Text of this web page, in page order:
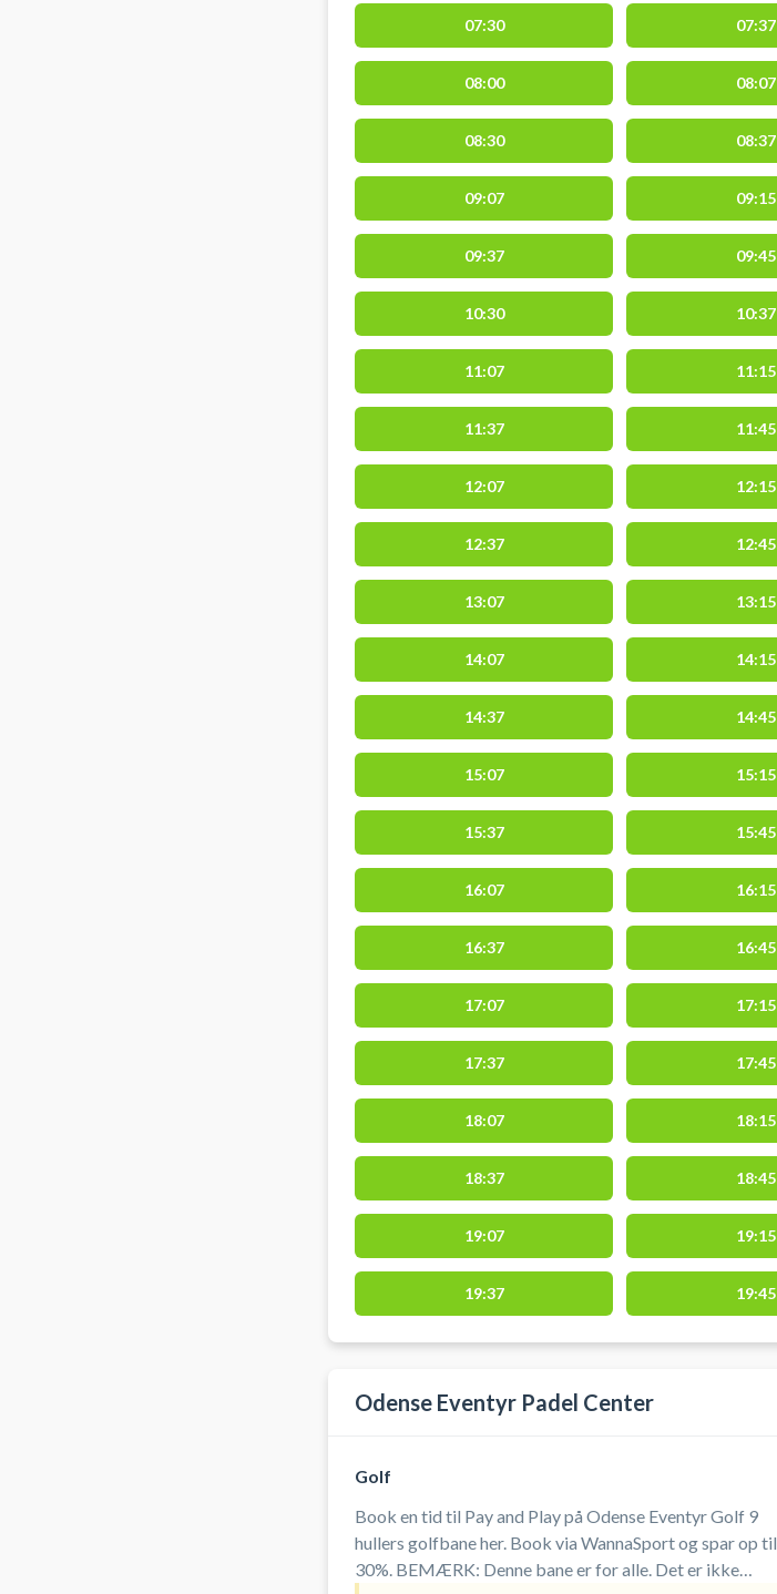
07:30 07:37
08:00 08:07
08:30 08:37
09:07 09:15
09:37 09:45
10:30 10:37
11:07 11:15
11:37 11:45
12:07 12:15
12:37 12:45
13:07 13:15
14:07 14:15
14:37 14:45
15:07 15:15
15:37 15:45
16:07 16:15
16:37 16:45
17:07 17:15
17:37 17:45
18:07 18:15
18:37 18:45
19:07 19:15
19:37 19:45
Odense Eventyr Padel Center
Golf
Book en tid til Pay and Play på Odense Eventyr Golf 9
hullers golfbane her. Book via WannaSport og spar op til
30%. BEMÆRK: Denne bane er for alle. Det er ikke